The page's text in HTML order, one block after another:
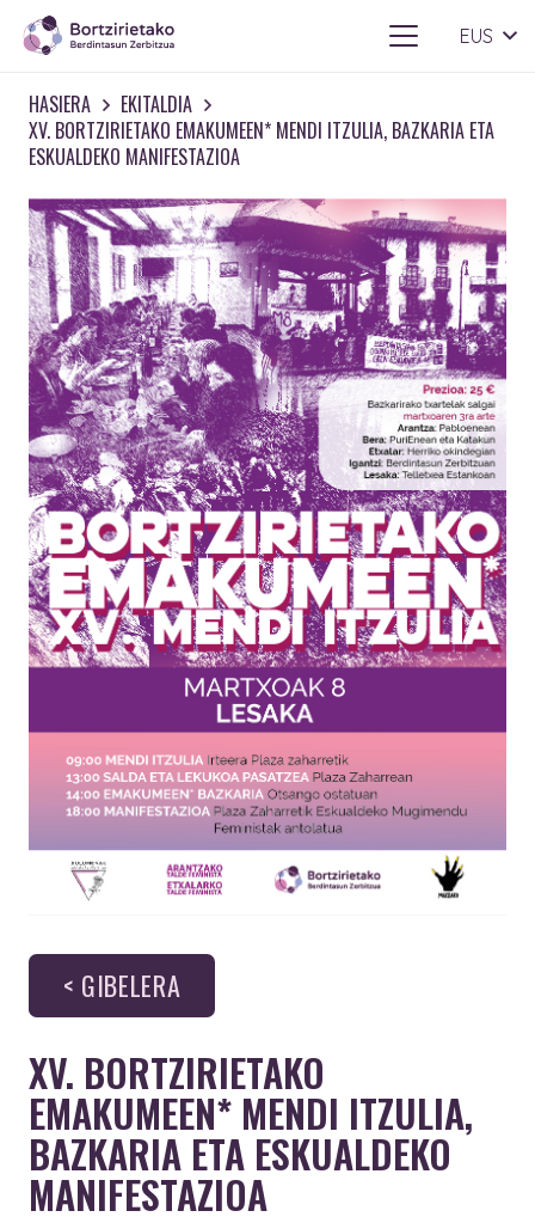
EUS
HASIERA
EKITALDIA
XV. BORTZIRIETAKO EMAKUMEEN* MENDI ITZULIA, BAZKARIA ETA
ESKUALDEKO MANIFESTAZIOA
< GIBELERA
XV. BORTZIRIETAKO
EMAKUMEEN* MENDI ITZULIA,
BAZKARIA ETA ESKUALDEKO
MANIFESTAZIOA